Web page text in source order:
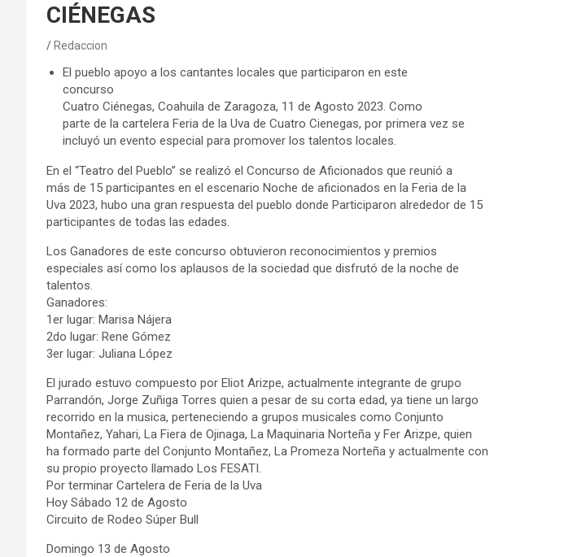
CIÉNEGAS
Redaccion
El pueblo apoyo a los cantantes locales que participaron en este
concurso
Cuatro Ciénegas, Coahuila de Zaragoza, 11 de Agosto 2023. Como
parte de la cartelera Feria de la Uva de Cuatro Cienegas, por primera vez se
incluyó un evento especial para promover los talentos locales.
En el “Teatro del Pueblo” se realizó el Concurso de Aficionados que reunió a
más de 15 participantes en el escenario Noche de aficionados en la Feria de la
Uva 2023, hubo una gran respuesta del pueblo donde Participaron alrededor de 15
participantes de todas las edades.
Los Ganadores de este concurso obtuvieron reconocimientos y premios
especiales así como los aplausos de la sociedad que disfrutó de la noche de
talentos.
Ganadores:
1er lugar: Marisa Nájera
2do lugar: Rene Gómez
3er lugar: Juliana López
El jurado estuvo compuesto por Eliot Arizpe, actualmente integrante de grupo
Parrandón, Jorge Zuñiga Torres quien a pesar de su corta edad, ya tiene un largo
recorrido en la musica, perteneciendo a grupos musicales como Conjunto
Montañez, Yahari, La Fiera de Ojinaga, La Maquinaria Norteña y Fer Arizpe, quien
ha formado parte del Conjunto Montañez, La Promeza Norteña y actualmente con
su propio proyecto llamado Los FESATI.
Por terminar Cartelera de Feria de la Uva
Hoy Sábado 12 de Agosto
Circuito de Rodeo Súper Bull
Domingo 13 de Agosto